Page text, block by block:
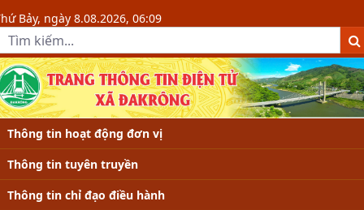
Chi tiết tin - Xã Đakrông - Đakrông
Bảy, ngày 8.08.2026, 06:09
Thông tin hoạt động đơn vị
Thông tin tuyên truyền
Thông tin chỉ đạo điều hành